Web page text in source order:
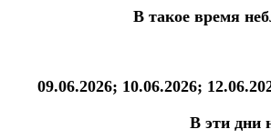
В такое время
09.06.2026; 10.06.2026;
В эти дни